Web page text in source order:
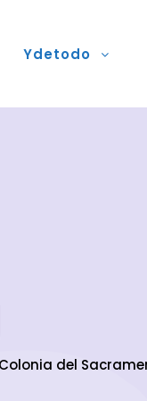
Ydetodo
del